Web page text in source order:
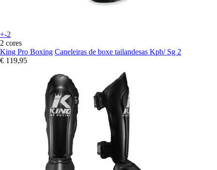
+-2
2 cores
King Pro Boxing Caneleiras de boxe tailandesas Kpb/ Sg 2
€ 119,95